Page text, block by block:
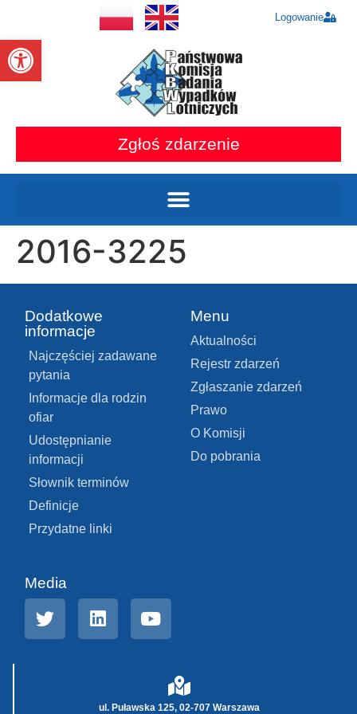
Otwórz pasek narzędzi
Logowanie
Zgłoś zdarzenie
2016-3225
Dodatkowe
informacje
Najczęściej zadawane
pytania
Informacje dla rodzin
ofiar
Udostępnianie
informacji
Słownik terminów
Definicje
Przydatne linki
Menu
Aktualności
Rejestr zdarzeń
Zgłaszanie zdarzeń
Prawo
O Komisji
Do pobrania
Media
ul. Puławska 125, 02-707 Warszawa